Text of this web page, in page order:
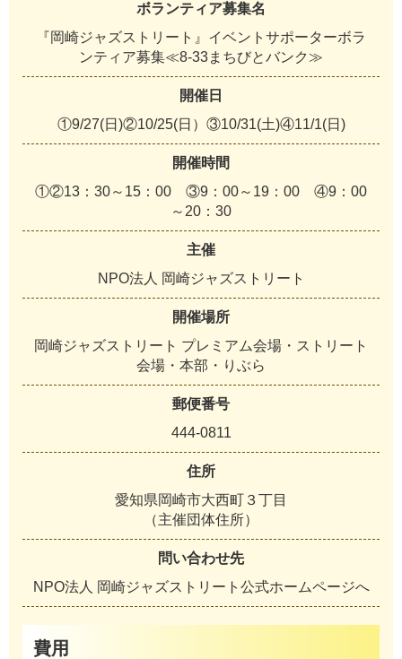
ボランティア募集名
『岡崎ジャズストリート』イベントサポーターボラ
ンティア募集≪8-33まちびとバンク≫
開催日
①9/27(日)②10/25(日）③10/31(土)④11/1(日)
開催時間
①②13：30～15：00 ③9：00～19：00 ④9：00
～20：30
主催
NPO法人 岡崎ジャズストリート
開催場所
岡崎ジャズストリート プレミアム会場・ストリート
会場・本部・りぶら
郵便番号
444-0811
住所
愛知県岡崎市大西町３丁目
（主催団体住所）
問い合わせ先
NPO法人 岡崎ジャズストリート公式ホームページへ
費用